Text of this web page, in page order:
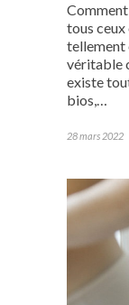
tous ceux
tellement
véritable
existe
bios,…
28 mars 2022